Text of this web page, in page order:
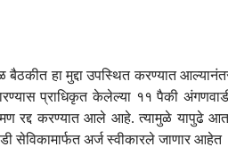
बैठकीत हा मुद्दा उपस्थित करण्यात
प्राधिकृत केलेल्या ११ पैकी
रद्द करण्यात आले आहे. त्यामुळे यापुढे
सेविकामार्फत अर्ज स्वीकारले जाणार आहेत